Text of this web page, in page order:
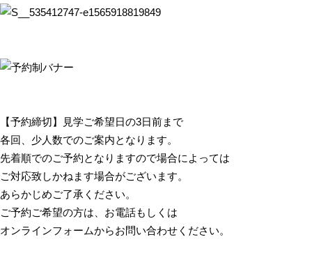
【予約締切】見学ご希望日の3日前まで
各回、少人数でのご案内となります。
先着順でのご予約となりますので場合によっては
ご対応致しかねます場合がございます。
あらかじめご了承ください。
ご予約ご希望の方は、お電話もしくは
オンラインフォームからお問い合わせください。